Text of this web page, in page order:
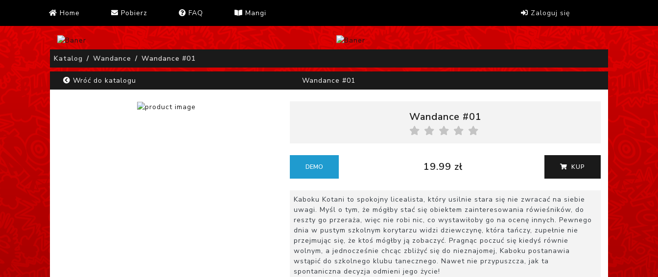
Home Pobierz FAQ Mangi Zaloguj się
Katalog Wandance Wandance #01
Wróć do katalogu Wandance #01
Wandance #01
DEMO 19.99 zł KUP
Kaboku Kotani to spokojny licealista, który usilnie stara się nie zwracać na siebie
uwagi. Myśl o tym, że mógłby stać się obiektem zainteresowania rówieśników, do
reszty go przeraża, więc nie robi nic, co wystawiłoby go na ocenę innych. Pewnego
dnia w pustym szkolnym korytarzu widzi dziewczynę, która tańczy, zupełnie nie
przejmując się, że ktoś mógłby ją zobaczyć. Pragnąc poczuć się kiedyś równie
wolnym, a jednocześnie chcąc zbliżyć się do nieznajomej, Kaboku postanawia
wstąpić do szkolnego klubu tanecznego. Nawet nie przypuszcza, jak ta
spontaniczna decyzja odmieni jego życie!